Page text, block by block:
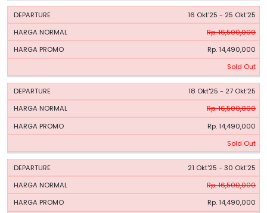
16 Okt'25 - 25 Okt'25
Rp. 16,500,000
Rp. 14,490,000
Sold Out
18 Okt'25 - 27 Okt'25
Rp. 16,500,000
Rp. 14,490,000
Sold Out
21 Okt'25 - 30 Okt'25
Rp. 16,500,000
Rp. 14,490,000